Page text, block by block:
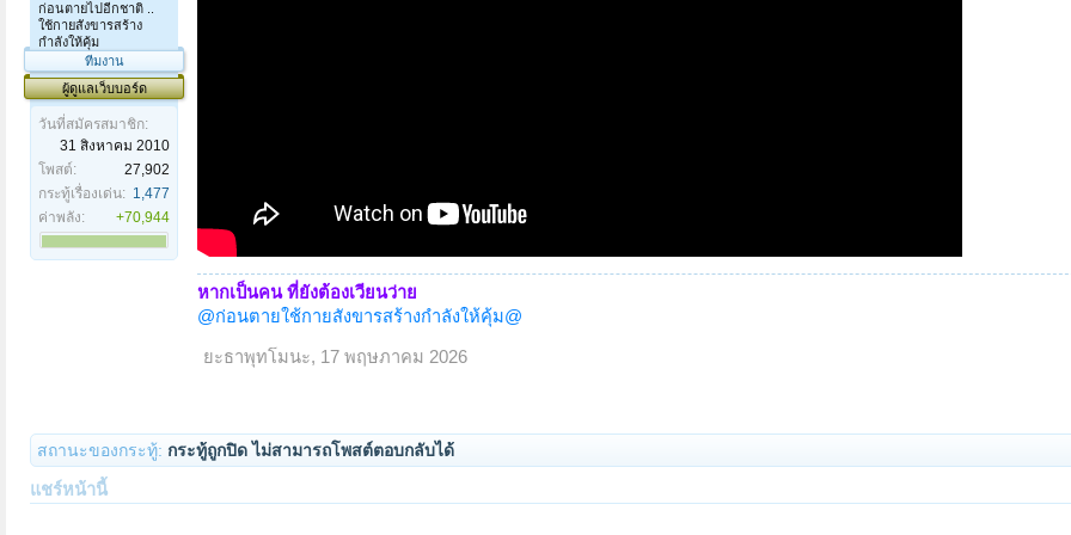
ก่อนตายไปอีกชาติ ..
ใช้กายสังขารสร้าง
กำลังให้คุ้ม
ทีมงาน
ผู้ดูแลเว็บบอร์ด
วันที่สมัครสมาชิก:
31 สิงหาคม 2010
โพสต์:
27,902
กระทู้เรื่องเด่น: 1,477
ค่าพลัง:
+70,944
หากเป็นคน ที่ยังต้องเวียนว่าย
@ก่อนตายใช้กายสังขารสร้างกำลังให้คุ้ม@
ยะธาพุทโมนะ, 17 พฤษภาคม 2026
สถานะของกระทู้: กระทู้ถูกปิด ไม่สามารถโพสต์ตอบกลับได้
แชร์หน้านี้